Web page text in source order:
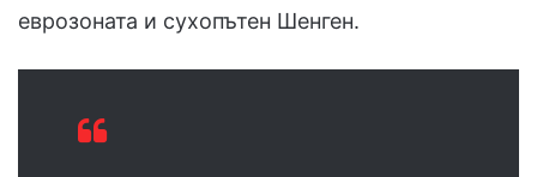
еврозоната и сухопътен Шенген.